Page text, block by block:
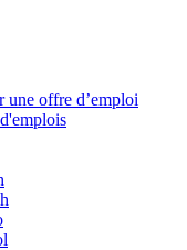
une offre d’emploi